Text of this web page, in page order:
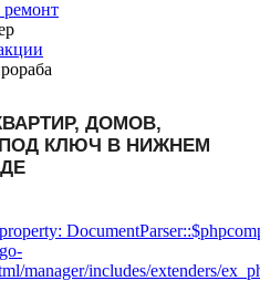
manager/includes/extenders/
ДОМОВ,
КЛЮЧ В НИЖНЕМ